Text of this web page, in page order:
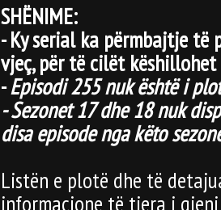
SHËNIME:
- Ky serial ka përmbajtje të
vjeç, për të cilët
-Episodi 255 nuk është i
- Sezonet 17 dhe 18 nuk
disa episode nga këto
Listën e plotë dhe të
informacione të tjera i